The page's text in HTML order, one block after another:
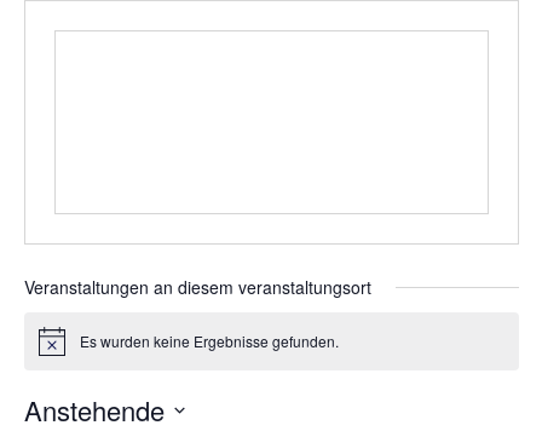
Veranstaltungen an diesem veranstaltungsort
HinweisEs wurden keine Ergebnisse gefunden.
Anstehende